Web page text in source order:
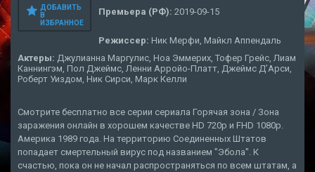
ДОБАВИТЬ
В
ИЗБРАННОЕ
Премьера (РФ): 2019-09-15
Режиссер: Ник Мерфи, Майкл Аппендаль
Актеры: Джулианна Маргулис, Ноа Эммерих, Тофер Грейс, Лиам
Каннингэм, Пол Джеймс, Ленни Арройо-Платт, Джеймс Д’Арси,
Роберт Уиздом, Ник Сирси, Марк Келли
Смотрите бесплатно все серии сериала Горячая зона / Зона
заражения онлайн в хорошем качестве HD 720p и FHD 1080p.
Америка 1989 года. На территорию Соединенных Штатов
попадает смертельный вирус под названием "Эбола". К
счастью, пока он не начал распространяться по всем штатам, а